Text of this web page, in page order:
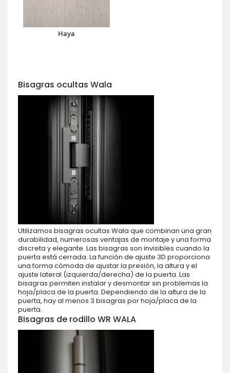
Haya
Bisagras ocultas Wala
Utilizamos bisagras ocultas Wala que combinan una gran
durabilidad, numerosas ventajas de montaje y una forma
discreta y elegante. Las bisagras son invisibles cuando la
puerta está cerrada. La función de ajuste 3D proporciona
una forma cómoda de ajustar la presión, la altura y el
ajuste lateral (izquierda/derecha) de la puerta. Las
bisagras permiten instalar y desmontar sin problemas la
hoja/placa de la puerta. Dependiendo de la altura de la
puerta, hay al menos 3 bisagras por hoja/placa de la
puerta.
Bisagras de rodillo WR WALA